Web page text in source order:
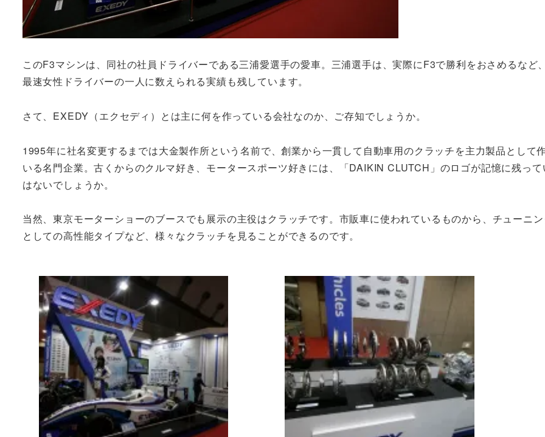
このF3マシンは、同社の社員ドライバーである三浦愛選手の愛車。三浦選手は、実際にF3で勝利をおさめるなど
最速女性ドライバーの一人に数えられる実績も残しています。
さて、EXEDY（エクセディ）とは主に何を作っている会社なのか、ご存知でしょうか。
1995年に社名変更するまでは大金製作所という名前で、創業から一貫して自動車用のクラッチを主力製品として
いる名門企業。古くからのクルマ好き、モータースポーツ好きには、「DAIKIN CLUTCH」のロゴが記憶に残っ
はないでしょうか。
当然、東京モーターショーのブースでも展示の主役はクラッチです。市販車に使われているものから、チューニ
としての高性能タイプなど、様々なクラッチを見ることができるのです。